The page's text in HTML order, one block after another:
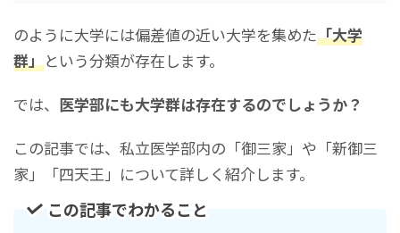
のように大学には偏差値の近い大学を集めた「大学
群」という分類が存在します。
では、 医学部にも大学群は存在するのでしょうか？
この記事では、私立医学部内の「御三家」や「新御三
家」「四天王」について詳しく紹介します。
この記事でわかること